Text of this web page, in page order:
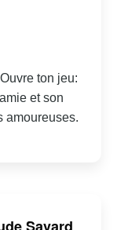
ton jeu:
et son
amoureuses.
Savard